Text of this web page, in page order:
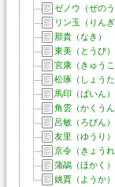
ゼノウ（ぜのう
リン玉（りんぎ
那貴（なき）
東美（とうび）
宮康（きゅうこ
松琢（しょうた
馬印（ばいん）
角雲（かくうん
呂敏（ろびん）
友里（ゆうり）
京令（きょうれ
蒲鶮（ほかく）
姚賈（ようか）